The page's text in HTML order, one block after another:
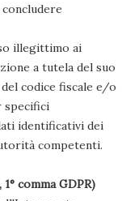
illegittimo ai
a tutela del suo
codice fiscale e/o
specifici
identificativi dei
competenti.
comma GDPR)